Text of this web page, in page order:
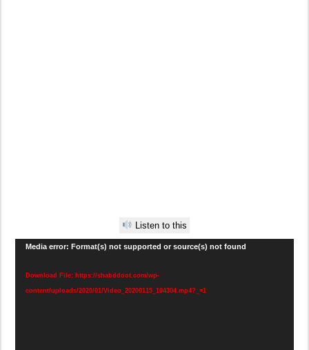
Listen to this
Video
Media error: Format(s) not supported or source(s) not found
Download File: https://shabddoot.com/wp-
content/uploads/2020/01/Video_20200115_104304.mp4?_=1